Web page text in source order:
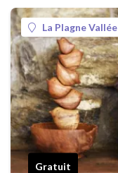
La Plagne Vallée
Gratuit